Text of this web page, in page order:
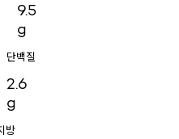
9.5
g
단백질
2.6
g
방